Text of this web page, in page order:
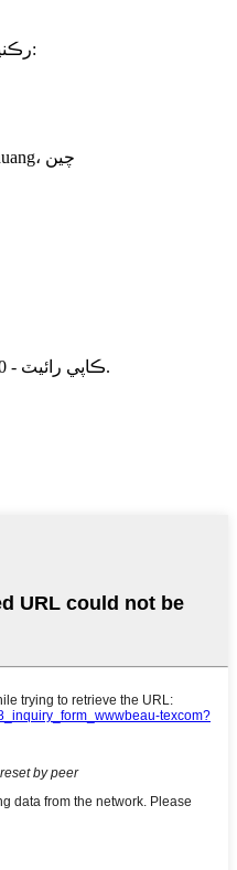
رڪنيت حاصل ڪريو اسان جي نيوز ليٽر:
No.351 Xinhua روڊ، Shijiazhuang، چين
© ڪاپي رائيٽ - 2010-2023: سڀ حق محفوظ آهن.